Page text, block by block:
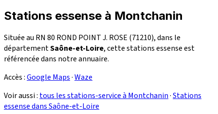
Stations essense à Montchanin
Située au RN 80 ROND POINT J. ROSE (71210), dans le
départementSaône-et-Loire, cette stations essense est
référencée dans notre annuaire.
Accès :Google Maps·Waze
Voir aussi : tous les stations-service à Montchanin·Stations
essense dans Saône-et-Loire